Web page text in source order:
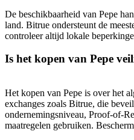
De beschikbaarheid van Pepe
land. Bitrue ondersteunt de
controleer altijd lokale
Is het kopen van Pepe
Het kopen van Pepe is over het
exchanges zoals Bitrue, die
ondernemingsniveau, Proof-of-
maatregelen gebruiken.